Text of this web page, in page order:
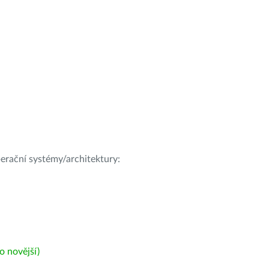
systémy/architektury:
novější)